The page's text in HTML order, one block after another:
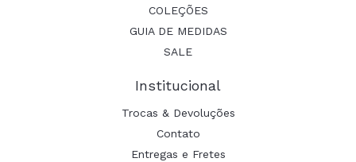
COLEÇÕES
GUIA DE MEDIDAS
SALE
Institucional
Trocas & Devoluções
Contato
Entregas e Fretes